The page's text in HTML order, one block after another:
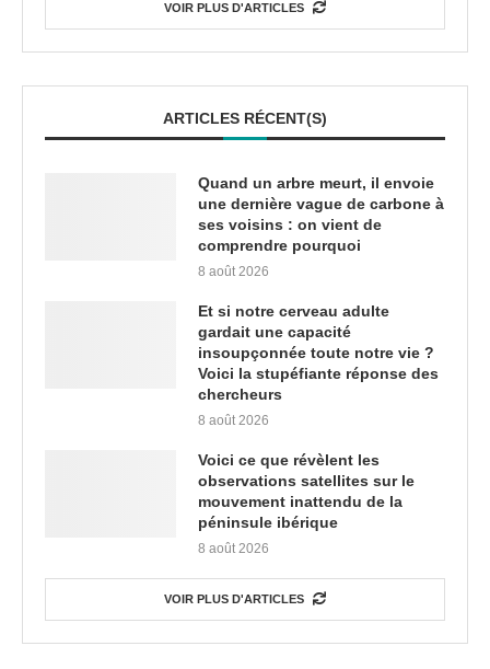
VOIR PLUS D'ARTICLES
ARTICLES RÉCENT(S)
Quand un arbre meurt, il envoie
une dernière vague de carbone à
ses voisins : on vient de
comprendre pourquoi
8 août 2026
Et si notre cerveau adulte
gardait une capacité
insoupçonnée toute notre vie ?
Voici la stupéfiante réponse des
chercheurs
8 août 2026
Voici ce que révèlent les
observations satellites sur le
mouvement inattendu de la
péninsule ibérique
8 août 2026
VOIR PLUS D'ARTICLES